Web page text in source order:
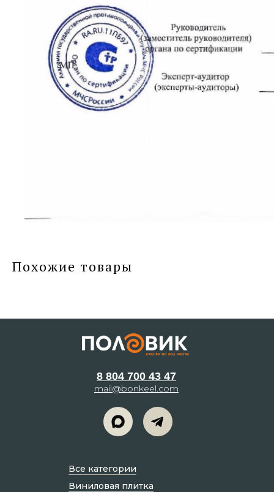
Похожие товары
8 804 700 43 47
mail@bonkeel.com
Все категории
Виниловая плитка